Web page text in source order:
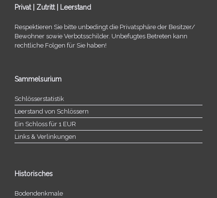
Privat | Zutritt | Leerstand
Respektieren Sie bitte unbe­dingt die Privatsphäre der Besitzer/​
Bewohner sowie Verbotsschilder. Unbefugtes Betreten kann
recht­li­che Folgen für Sie haben!
Sammelsurium
Schlösserstatistik
Leerstand von Schlössern
Ein Schloss für 1 EUR
Links & Verlinkungen
Historisches
Bodendenkmale